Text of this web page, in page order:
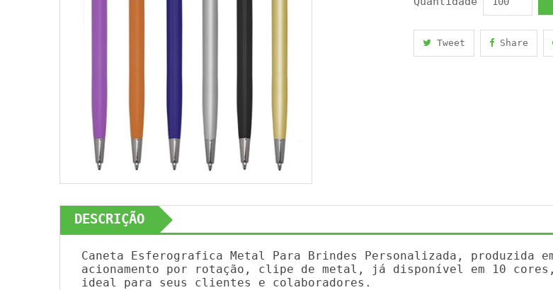
Tweet Share
DESCRIÇÃO
Caneta Esferografica Metal Para Brindes Personalizada, produzida
acionamento por rotação, clipe de metal, já disponível em 10
ideal para seus clientes e colaboradores.